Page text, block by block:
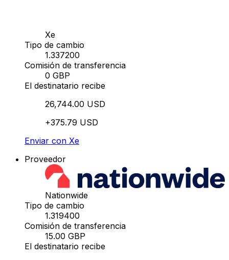
Xe
Tipo de cambio
1.337200
Comisión de transferencia
0 GBP
El destinatario recibe
26,744.00 USD
+375.79 USD
Enviar con Xe
Proveedor
Nationwide
Tipo de cambio
1.319400
Comisión de transferencia
15.00 GBP
El destinatario recibe